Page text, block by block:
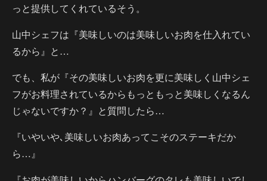
っと提供してくれているそう。
山中シェフは『美味しいのは美味しいお肉を仕入れてい
るから』と…
でも、私が『その美味しいお肉を更に美味しく山中シェ
フがお料理されているからもっともっと美味しくなるん
じゃないですか？』と質問したら…
『いやいや､美味しいお肉あってこそのステーキだか
ら…』